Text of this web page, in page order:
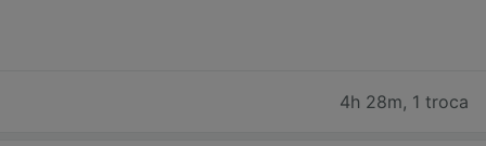
4h 28m, 1 troca